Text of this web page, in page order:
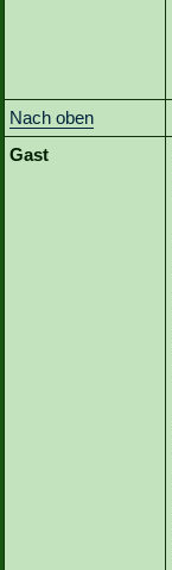
Nach oben
Gast